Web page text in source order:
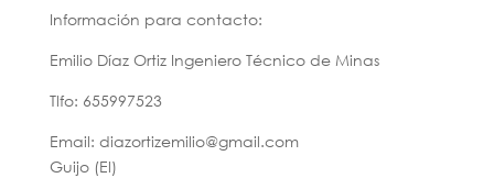
Información para contacto:
Emilio Díaz Ortiz Ingeniero Técnico de Minas
Tlfo: 655997523
Email: diazortizemilio@gmail.com
Guijo (El)